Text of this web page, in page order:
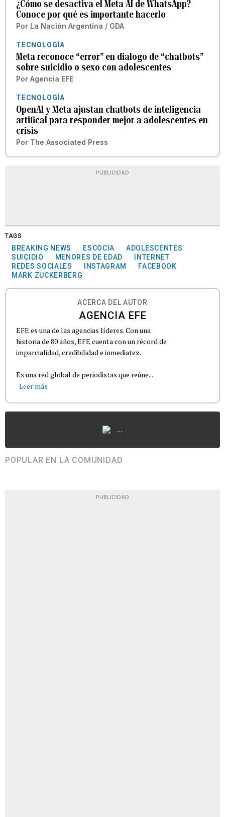
¿Cómo se desactiva el Meta AI de WhatsApp?
Conoce por qué es importante hacerlo
Por La Nación Argentina / GDA
TECNOLOGÍA
Meta reconoce “error” en dialogo de “chatbots”
sobre suicidio o sexo con adolescentes
Por Agencia EFE
TECNOLOGÍA
OpenAI y Meta ajustan chatbots de inteligencia
artifical para responder mejor a adolescentes en
crisis
Por The Associated Press
PUBLICIDAD
TAGS
BREAKING NEWS ESCOCIA
ADOLESCENTES
SUICIDIO
MENORES DE EDAD
INTERNET
REDES SOCIALES
INSTAGRAM
FACEBOOK
MARK ZUCKERBERG
ACERCA DEL AUTOR
AGENCIA EFE
EFE es una de las agencias líderes. Con una
historia de 80 años, EFE cuenta con un récord de
imparcialidad, credibilidad e inmediatez.
Es una red global de periodistas que reúne...
Leer más
...
POPULAR EN LA COMUNIDAD
PUBLICIDAD